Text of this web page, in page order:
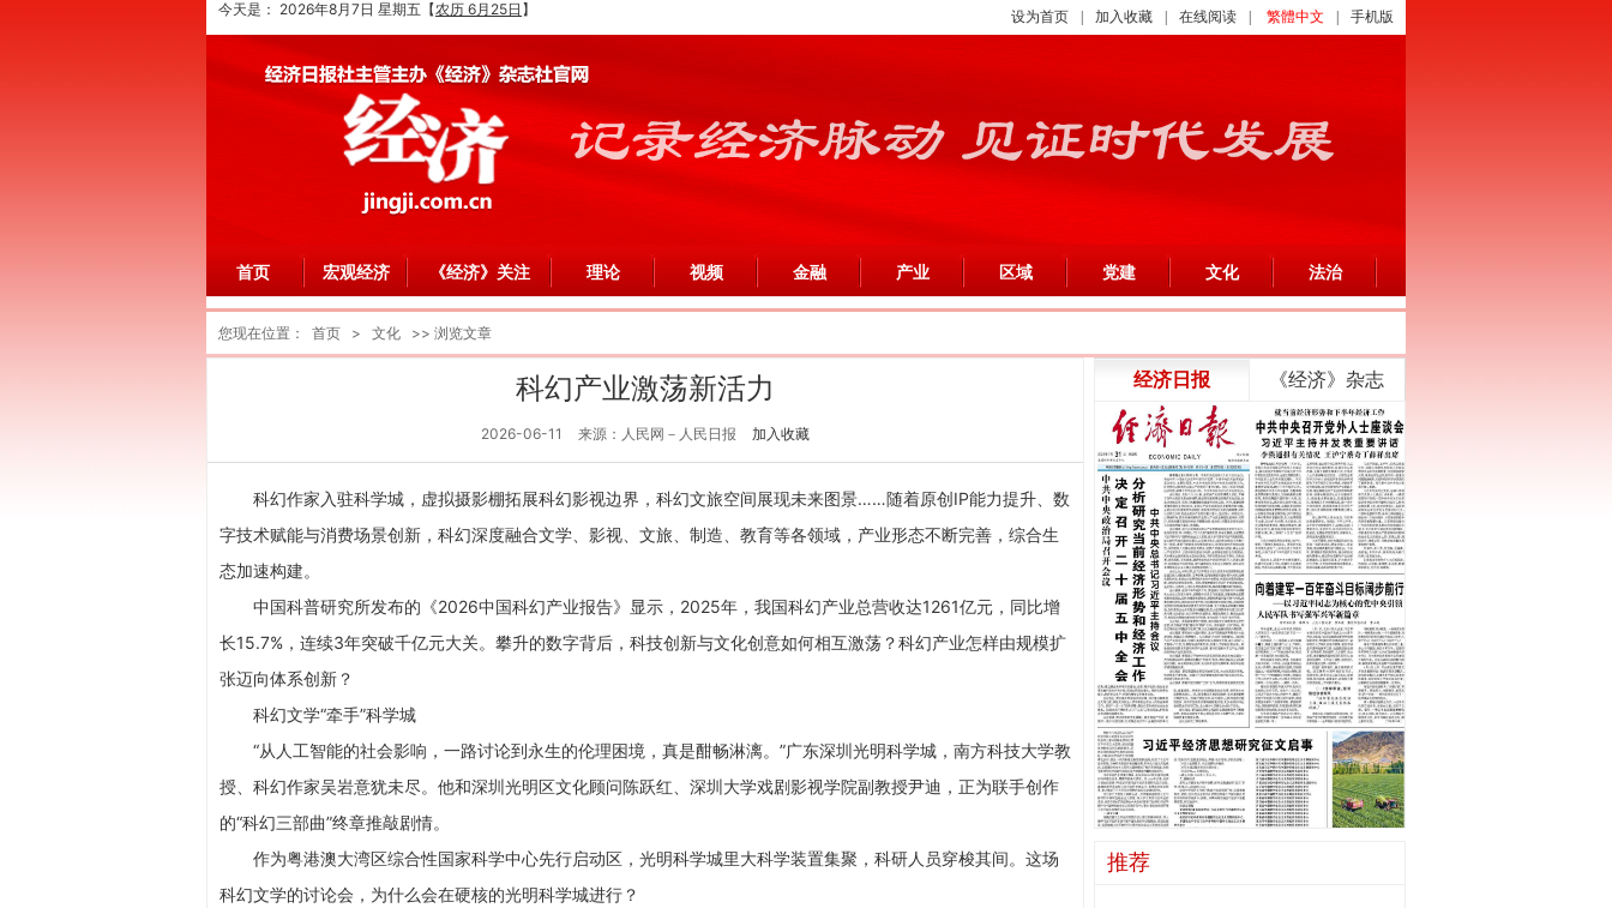
今天是： 2026年8月7日 星期五 【农历 6月25日 】 设为首页 加入收藏 在线阅读 繁體中文 手机版
首页 宏观经济 《经济》关注 理论 视频 金融 产业 区域 党建 文化 法治
您现在位置： 首页 > 文化 >> 浏览文章
科幻产业激荡新活力
2026-06-11 来源：人民网－人民日报 加入收藏
科幻作家入驻科学城，虚拟摄影棚拓展科幻影视边界，科幻文旅空间展现未来图景……随着原创IP能力提升、数
字技术赋能与消费场景创新，科幻深度融合文学、影视、文旅、制造、教育等各领域，产业形态不断完善，综合生
态加速构建。
中国科普研究所发布的《2026中国科幻产业报告》显示，2025年，我国科幻产业总营收达1261亿元，同比增
长15.7%，连续3年突破千亿元大关。攀升的数字背后，科技创新与文化创意如何相互激荡？科幻产业怎样由规模扩
张迈向体系创新？
科幻文学“牵手”科学城
“从人工智能的社会影响，一路讨论到永生的伦理困境，真是酣畅淋漓。”广东深圳光明科学城，南方科技大学教
授、科幻作家吴岩意犹未尽。他和深圳光明区文化顾问陈跃红、深圳大学戏剧影视学院副教授尹迪，正为联手创作
的“科幻三部曲”终章推敲剧情。
作为粤港澳大湾区综合性国家科学中心先行启动区，光明科学城里大科学装置集聚，科研人员穿梭其间。这场
科幻文学的讨论会，为什么会在硬核的光明科学城进行？
经济日报 《经济》杂志
推荐